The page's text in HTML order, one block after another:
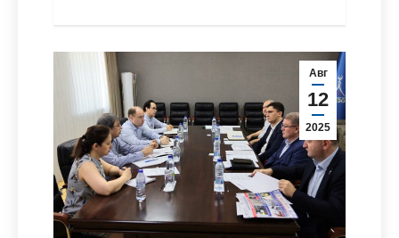
Авг
12
2025